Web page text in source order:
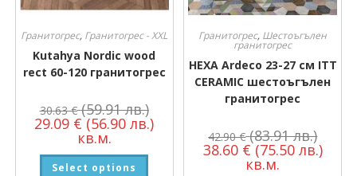
Гранитогрес, Гранитогрес - XXL
Kutahya Nordic wood
rect 60-120 гранитогрес
30.63€ (59.91 лв.)
29.09 € (56.90 лв.)
кв.м.
Select options
Гранитогрес, Шестоъгълен
гранитогрес
HEXA Ardeco 23-27 см ITT
CERAMIC шестоъгълен
гранитогрес
42.90€ (83.91 лв.)
38.60 € (75.50 лв.)
кв.м.